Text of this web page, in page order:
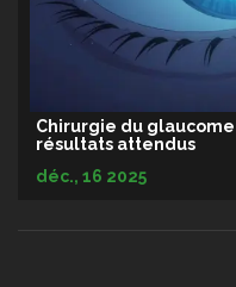
Chirurgie du
résultats attendus
déc., 16 2025